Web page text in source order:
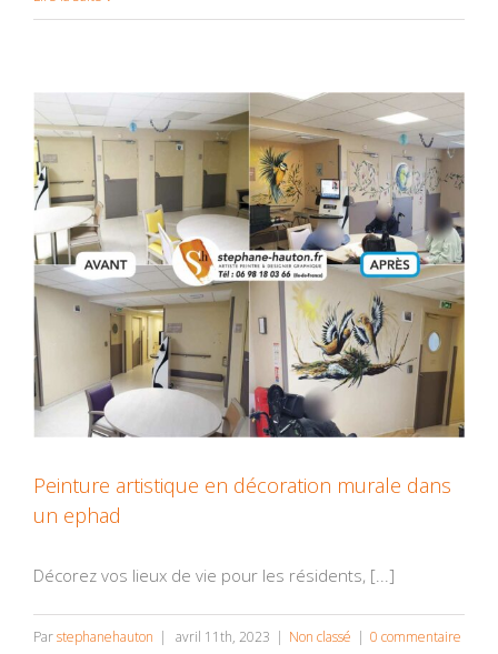
Peinture artistique en décoration murale dans
un ephad
Décorez vos lieux de vie pour les résidents, [...]
Parstephanehauton | avril 11th, 2023 | Non classé | 0 commentaire